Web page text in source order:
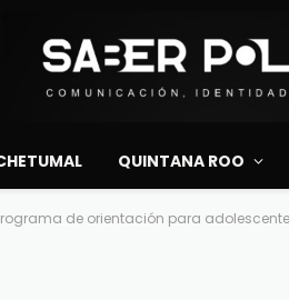
QUINTANA ROO
de orientación para